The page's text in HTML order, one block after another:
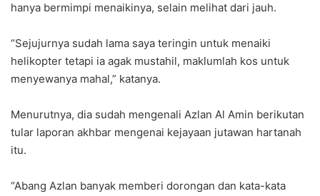
hanya bermimpi menaikinya, selain melihat dari jauh.
“Sejujurnya sudah lama saya teringin untuk menaiki
helikopter tetapi ia agak mustahil, maklumlah kos untuk
menyewanya mahal,” katanya.
Menurutnya, dia sudah mengenali Azlan Al Amin berikutan
tular laporan akhbar mengenai kejayaan jutawan hartanah
itu.
“Abang Azlan banyak memberi dorongan dan kata-kata